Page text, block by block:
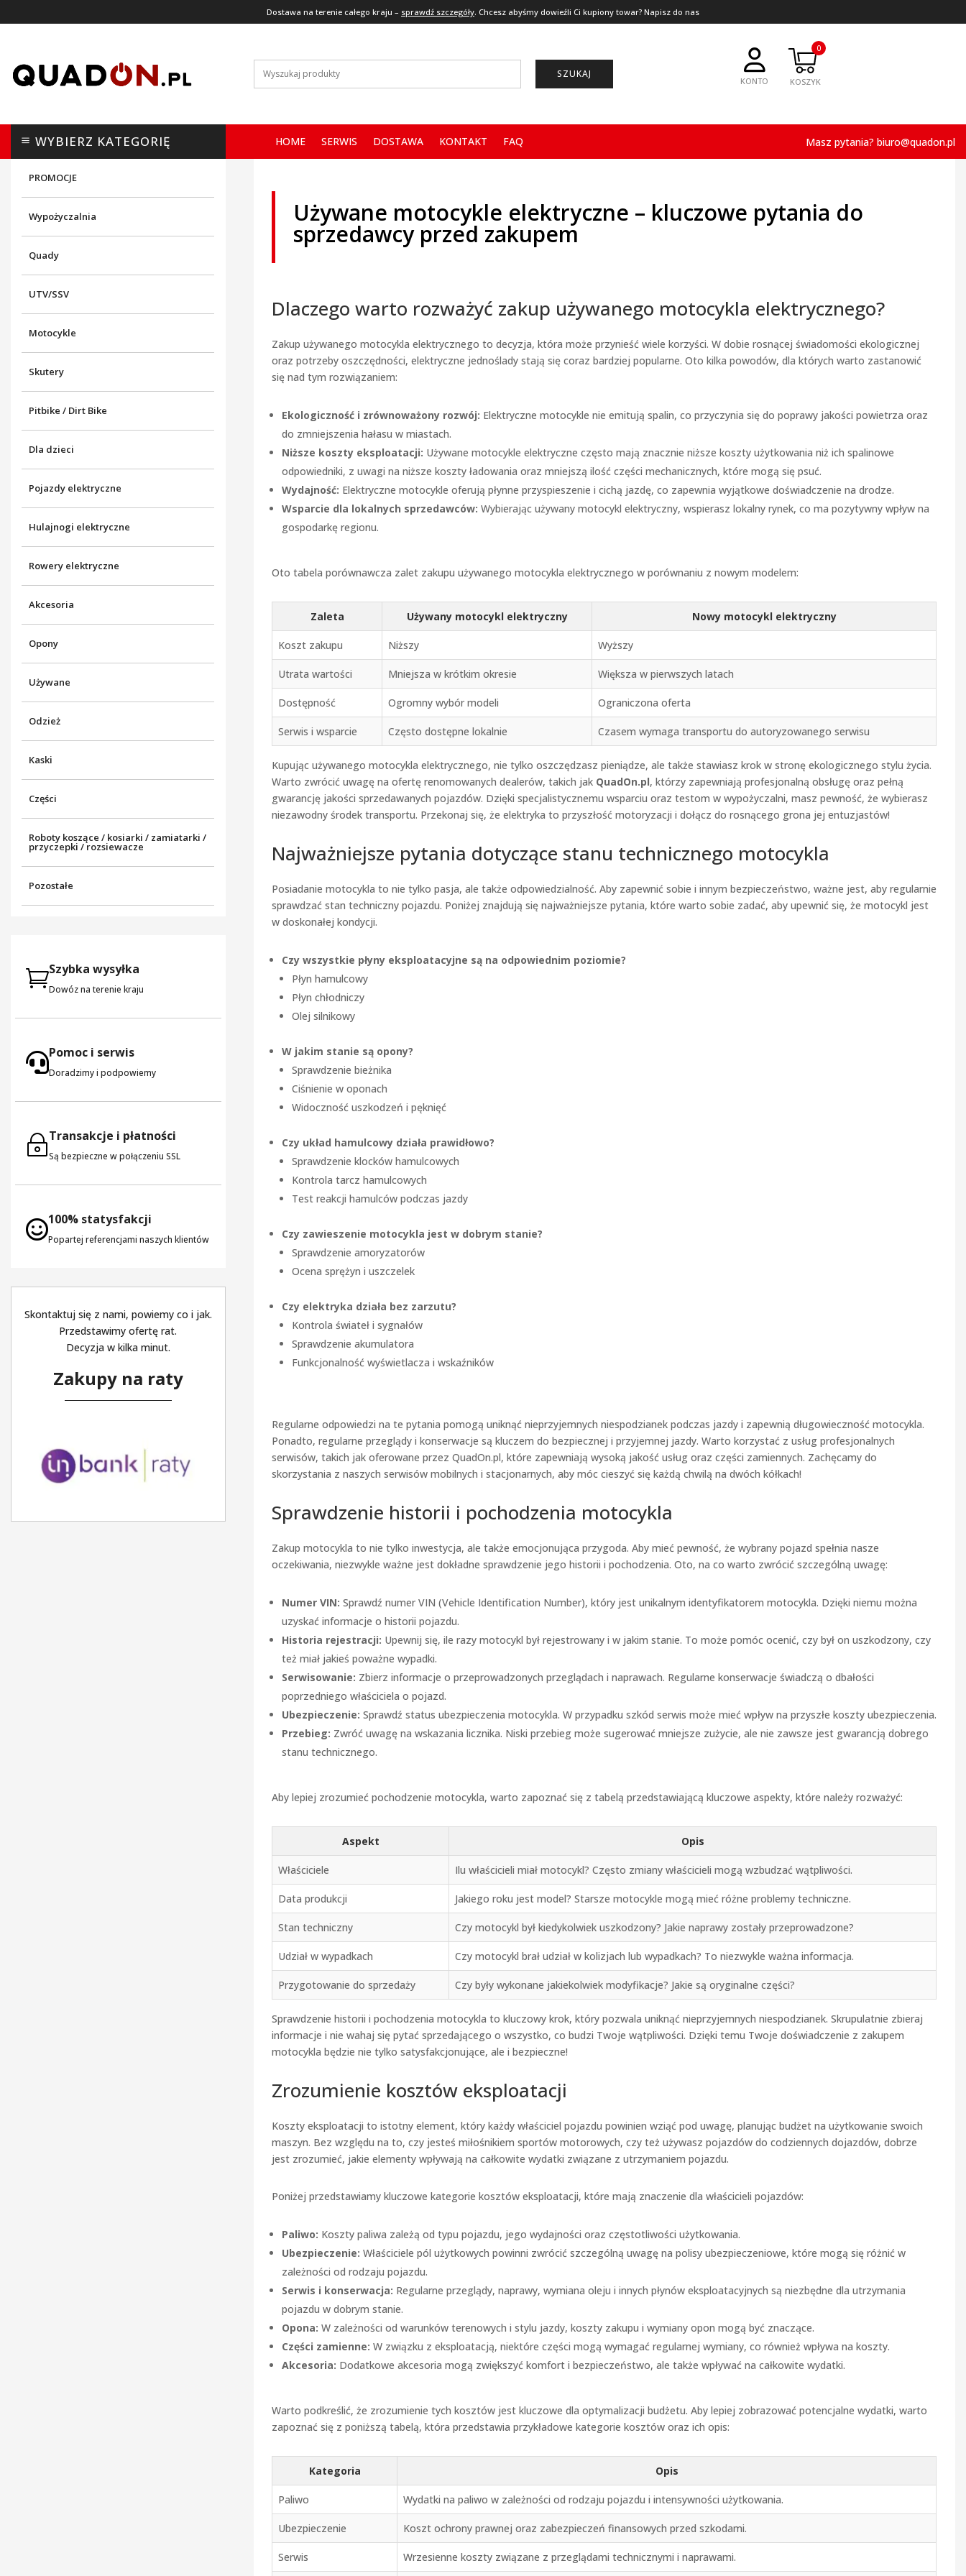
Dostawa na terenie całego kraju – sprawdź szczegóły. Chcesz abyśmy dowieźli Ci kupiony towar? Napisz do nas
SZUKAJ
KONTO
0
WYBIERZ KATEGORIĘ HOME SERWIS DOSTAWA KONTAKT FAQ Masz pytania? biuro@quadon.pl
PROMOCJE
Wypożyczalnia
Quady
UTV/SSV
Motocykle
Skutery
Pitbike / Dirt Bike
Dla dzieci
Pojazdy elektryczne
Hulajnogi elektryczne
Rowery elektryczne
Akcesoria
Opony
Używane
Odzież
Kaski
Części
Roboty koszące / kosiarki / zamiatarki /
przyczepki / rozsiewacze
Pozostałe
Szybka wysyłka
Dowóz na terenie kraju
Pomoc i serwis
Doradzimy i podpowiemy
~Transakcje i płatności
Są bezpieczne w połączeniu SSL
100% statysfakcji
Popartej referencjami naszych klientów
Skontaktuj się z nami, powiemy co i jak.
Przedstawimy ofertę rat.
Decyzja w kilka minut.
Zakupy na raty
Używane motocykle elektryczne – kluczowe pytania do
sprzedawcy przed zakupem
Dlaczego warto rozważyć zakup używanego motocykla elektrycznego?
Zakup używanego motocykla elektrycznego to decyzja, która może przynieść wiele korzyści. W dobie rosnącej świadomości ekologicznej
oraz potrzeby oszczędności, elektryczne jednoślady stają się coraz bardziej popularne. Oto kilka powodów, dla których warto zastanowić
się nad tym rozwiązaniem:
Ekologiczność i zrównoważony rozwój: Elektryczne motocykle nie emitują spalin, co przyczynia się do poprawy jakości powietrza oraz
do zmniejszenia hałasu w miastach.
Niższe koszty eksploatacji: Używane motocykle elektryczne często mają znacznie niższe koszty użytkowania niż ich spalinowe
odpowiedniki, z uwagi na niższe koszty ładowania oraz mniejszą ilość części mechanicznych, które mogą się psuć.
Wydajność: Elektryczne motocykle oferują płynne przyspieszenie i cichą jazdę, co zapewnia wyjątkowe doświadczenie na drodze.
Wsparcie dla lokalnych sprzedawców: Wybierając używany motocykl elektryczny, wspierasz lokalny rynek, co ma pozytywny wpływ na
gospodarkę regionu.
Oto tabela porównawcza zalet zakupu używanego motocykla elektrycznego w porównaniu z nowym modelem:
Zaleta Używany motocykl elektryczny Nowy motocykl elektryczny
Koszt zakupu Niższy Wyższy
Utrata wartości Mniejsza w krótkim okresie Większa w pierwszych latach
Dostępność Ogromny wybór modeli Ograniczona oferta
Serwis i wsparcie Często dostępne lokalnie Czasem wymaga transportu do autoryzowanego serwisu
Kupując używanego motocykla elektrycznego, nie tylko oszczędzasz pieniądze, ale także stawiasz krok w stronę ekologicznego stylu życia.
Warto zwrócić uwagę na ofertę renomowanych dealerów, takich jak QuadOn.pl, którzy zapewniają profesjonalną obsługę oraz pełną
gwarancję jakości sprzedawanych pojazdów. Dzięki specjalistycznemu wsparciu oraz testom w wypożyczalni, masz pewność, że wybierasz
niezawodny środek transportu. Przekonaj się, że elektryka to przyszłość motoryzacji i dołącz do rosnącego grona jej entuzjastów!
Najważniejsze pytania dotyczące stanu technicznego motocykla
Posiadanie motocykla to nie tylko pasja, ale także odpowiedzialność. Aby zapewnić sobie i innym bezpieczeństwo, ważne jest, aby regularnie
sprawdzać stan techniczny pojazdu. Poniżej znajdują się najważniejsze pytania, które warto sobie zadać, aby upewnić się, że motocykl jest
w doskonałej kondycji.
Czy wszystkie płyny eksploatacyjne są na odpowiednim poziomie?
Płyn hamulcowy
Płyn chłodniczy
Olej silnikowy
W jakim stanie są opony?
Sprawdzenie bieżnika
Ciśnienie w oponach
Widoczność uszkodzeń i pęknięć
Czy układ hamulcowy działa prawidłowo?
Sprawdzenie klocków hamulcowych
Kontrola tarcz hamulcowych
Test reakcji hamulców podczas jazdy
Czy zawieszenie motocykla jest w dobrym stanie?
Sprawdzenie amoryzatorów
Ocena sprężyn i uszczelek
Czy elektryka działa bez zarzutu?
Kontrola świateł i sygnałów
Sprawdzenie akumulatora
Funkcjonalność wyświetlacza i wskaźników
Regularne odpowiedzi na te pytania pomogą uniknąć nieprzyjemnych niespodzianek podczas jazdy i zapewnią długowieczność motocykla.
Ponadto, regularne przeglądy i konserwacje są kluczem do bezpiecznej i przyjemnej jazdy. Warto korzystać z usług profesjonalnych
serwisów, takich jak oferowane przez QuadOn.pl, które zapewniają wysoką jakość usług oraz części zamiennych. Zachęcamy do
skorzystania z naszych serwisów mobilnych i stacjonarnych, aby móc cieszyć się każdą chwilą na dwóch kółkach!
Sprawdzenie historii i pochodzenia motocykla
Zakup motocykla to nie tylko inwestycja, ale także emocjonująca przygoda. Aby mieć pewność, że wybrany pojazd spełnia nasze
oczekiwania, niezwykle ważne jest dokładne sprawdzenie jego historii i pochodzenia. Oto, na co warto zwrócić szczególną uwagę:
Numer VIN: Sprawdź numer VIN (Vehicle Identification Number), który jest unikalnym identyfikatorem motocykla. Dzięki niemu można
uzyskać informacje o historii pojazdu.
Historia rejestracji: Upewnij się, ile razy motocykl był rejestrowany i w jakim stanie. To może pomóc ocenić, czy był on uszkodzony, czy
też miał jakieś poważne wypadki.
Serwisowanie: Zbierz informacje o przeprowadzonych przeglądach i naprawach. Regularne konserwacje świadczą o dbałości
poprzedniego właściciela o pojazd.
Ubezpieczenie: Sprawdź status ubezpieczenia motocykla. W przypadku szkód serwis może mieć wpływ na przyszłe koszty ubezpieczenia.
Przebieg: Zwróć uwagę na wskazania licznika. Niski przebieg może sugerować mniejsze zużycie, ale nie zawsze jest gwarancją dobrego
stanu technicznego.
Aby lepiej zrozumieć pochodzenie motocykla, warto zapoznać się z tabelą przedstawiającą kluczowe aspekty, które należy rozważyć:
Aspekt Opis
Właściciele Ilu właścicieli miał motocykl? Często zmiany właścicieli mogą wzbudzać wątpliwości.
Data produkcji Jakiego roku jest model? Starsze motocykle mogą mieć różne problemy techniczne.
Stan techniczny Czy motocykl był kiedykolwiek uszkodzony? Jakie naprawy zostały przeprowadzone?
Udział w wypadkach Czy motocykl brał udział w kolizjach lub wypadkach? To niezwykle ważna informacja.
Przygotowanie do sprzedaży Czy były wykonane jakiekolwiek modyfikacje? Jakie są oryginalne części?
Sprawdzenie historii i pochodzenia motocykla to kluczowy krok, który pozwala uniknąć nieprzyjemnych niespodzianek. Skrupulatnie zbieraj
informacje i nie wahaj się pytać sprzedającego o wszystko, co budzi Twoje wątpliwości. Dzięki temu Twoje doświadczenie z zakupem
motocykla będzie nie tylko satysfakcjonujące, ale i bezpieczne!
Zrozumienie kosztów eksploatacji
Koszty eksploatacji to istotny element, który każdy właściciel pojazdu powinien wziąć pod uwagę, planując budżet na użytkowanie swoich
maszyn. Bez względu na to, czy jesteś miłośnikiem sportów motorowych, czy też używasz pojazdów do codziennych dojazdów, dobrze
jest zrozumieć, jakie elementy wpływają na całkowite wydatki związane z utrzymaniem pojazdu.
Poniżej przedstawiamy kluczowe kategorie kosztów eksploatacji, które mają znaczenie dla właścicieli pojazdów:
Paliwo: Koszty paliwa zależą od typu pojazdu, jego wydajności oraz częstotliwości użytkowania.
Ubezpieczenie: Właściciele pól użytkowych powinni zwrócić szczególną uwagę na polisy ubezpieczeniowe, które mogą się różnić w
zależności od rodzaju pojazdu.
Serwis i konserwacja: Regularne przeglądy, naprawy, wymiana oleju i innych płynów eksploatacyjnych są niezbędne dla utrzymania
pojazdu w dobrym stanie.
Opona: W zależności od warunków terenowych i stylu jazdy, koszty zakupu i wymiany opon mogą być znaczące.
Części zamienne: W związku z eksploatacją, niektóre części mogą wymagać regularnej wymiany, co również wpływa na koszty.
Akcesoria: Dodatkowe akcesoria mogą zwiększyć komfort i bezpieczeństwo, ale także wpływać na całkowite wydatki.
Warto podkreślić, że zrozumienie tych kosztów jest kluczowe dla optymalizacji budżetu. Aby lepiej zobrazować potencjalne wydatki, warto
zapoznać się z poniższą tabelą, która przedstawia przykładowe kategorie kosztów oraz ich opis:
Kategoria Opis
Paliwo Wydatki na paliwo w zależności od rodzaju pojazdu i intensywności użytkowania.
Ubezpieczenie Koszt ochrony prawnej oraz zabezpieczeń finansowych przed szkodami.
Serwis Wrzesienne koszty związane z przeglądami technicznymi i naprawami.